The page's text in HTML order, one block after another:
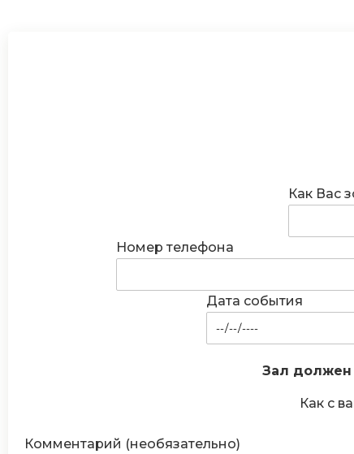
Как Вас
Номер телефона
Дата события
Зал должен
Как с
Комментарий (необязательно)